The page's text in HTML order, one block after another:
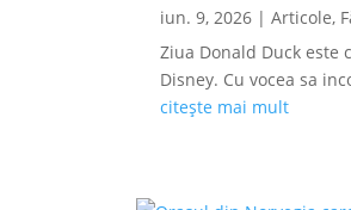
iun. 9, 2026 |Articole,
Ziua Donald Duck
Disney. Cu vocea sa
citește mai mult